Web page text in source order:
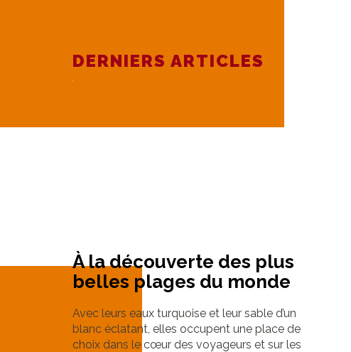
DERNIERS ARTICLES
À la découverte des plus
belles plages du monde
Avec leurs eaux turquoise et leur sable d’un
blanc éclatant, elles occupent une place de
choix dans le cœur des voyageurs et sur les